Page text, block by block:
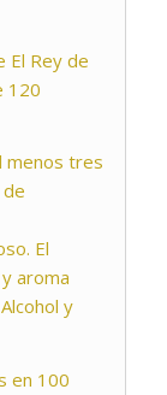
El Rey de
120
menos tres
El
aroma
y
en 100